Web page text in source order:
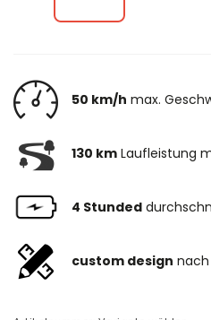
50 km/h max.
130 km Laufleistung
4 Stunded
custom design nach